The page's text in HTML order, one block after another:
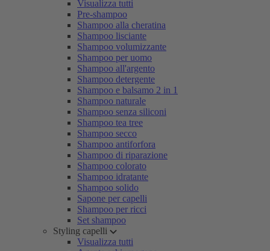
Visualizza tutti
Pre-shampoo
Shampoo alla cheratina
Shampoo lisciante
Shampoo volumizzante
Shampoo per uomo
Shampoo all'argento
Shampoo detergente
Shampoo e balsamo 2 in 1
Shampoo naturale
Shampoo senza siliconi
Shampoo tea tree
Shampoo secco
Shampoo antiforfora
Shampoo di riparazione
Shampoo colorato
Shampoo idratante
Shampoo solido
Sapone per capelli
Shampoo per ricci
Set shampoo
Styling capelli
Visualizza tutti